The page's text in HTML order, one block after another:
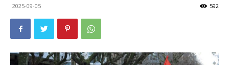
2025-09-05 592